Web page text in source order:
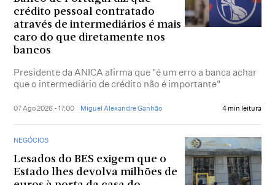
crédito pessoal contratado
através de intermediários é mais
caro do que diretamente nos
bancos
Presidente da ANICA afirma que "é um erro a banca achar
que o intermediário de crédito não é importante"
07 Ago 2026 - 17:00 Miguel Alexandre Ganhão 4 min leitura
NEGÓCIOS
Lesados do BES exigem que o
Estado lhes devolva milhões de